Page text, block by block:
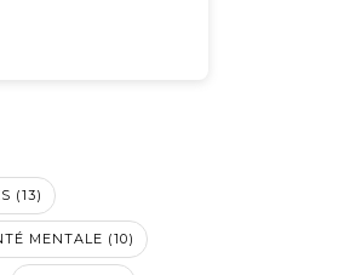
(13)
MENTALE (10)